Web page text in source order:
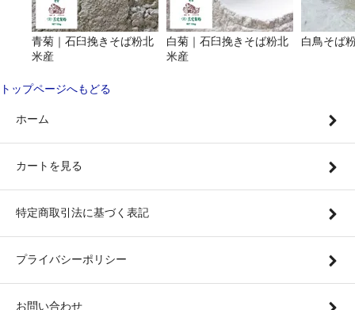
青菊｜石臼挽きそば粉北
米産
白菊｜石臼挽きそば粉北
米産
白鳥そば
トップページへもどる
ホーム
カートを見る
特定商取引法に基づく表記
プライバシーポリシー
お問い合わせ